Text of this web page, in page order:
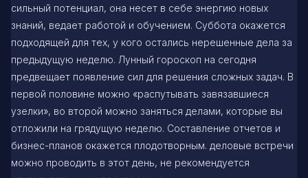
сильный потенциал, она несет в себе энергию новых
знаний, ведает работой и обучением. Суббота окажется
подходящей для тех, у кого остались нерешенные дела за
предыдущую неделю. Лунный гороскоп на сегодня
предвещает появление сил для решения сложных задач. В
первой половине можно «распутывать завязавшиеся
узелки», во второй можно заняться делами, которые вы
отложили на грядущую неделю. Составление отчетов и
бизнес-планов окажется плодотворным. деловые встречи
можно проводить в этот день, не рекомендуется